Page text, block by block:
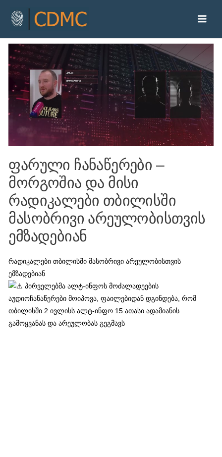
ფარული ჩანაწერები –
მორგოშია და მისი
რადიკალები თბილისში
მასობრივი არეულობისთვის
ემზადებიან
რადიკალები თბილისში მასობრივი არეულობისთვის
ემზადებიან
პირველებმა ალტ-ინფოს მოძალადეების
აუდიოჩანაწერები მოიპოვა, ფაილებიდან დგინდება, რომ
თბილისში 2 ივლისს ალტ-ინფო 15 ათასი ადამიანის
გამოყვანას და არეულობას გეგმავს